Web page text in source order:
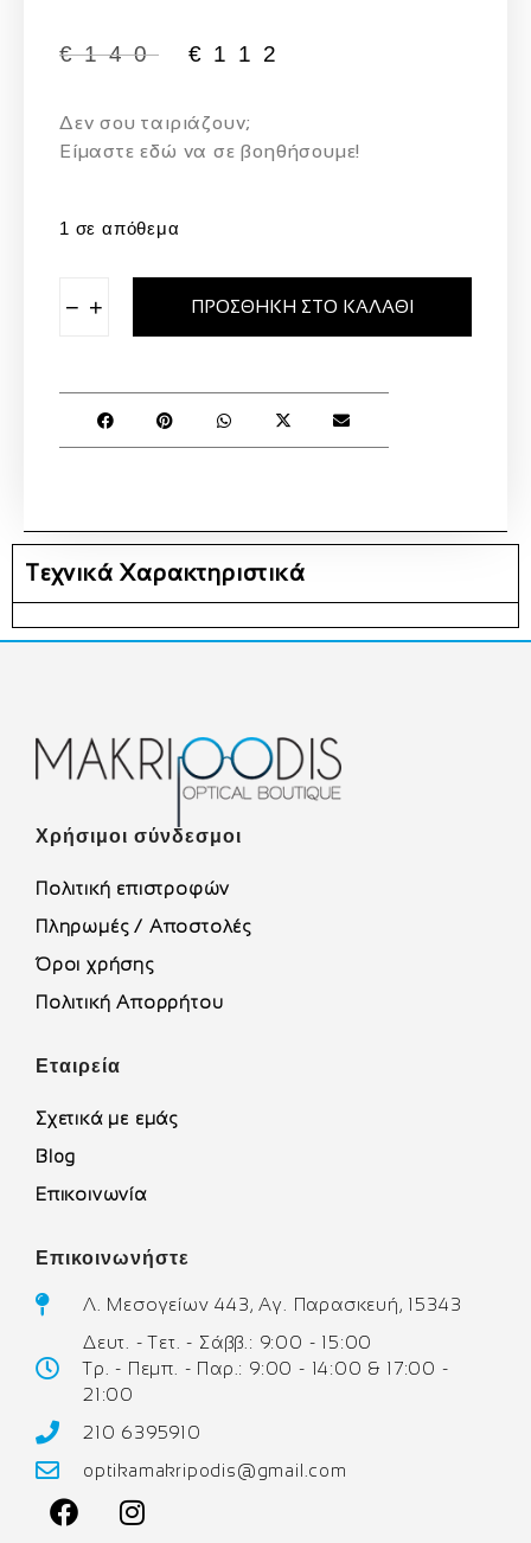
€140 € 112
Δεν σου ταιριάζουν;
Eίμαστε εδώ να σε βοηθήσουμε!
1 σε απόθεμα
− + ΠΡΟΣΘΉΚΗ ΣΤΟ ΚΑΛΆΘΙ
Τεχνικά Χαρακτηριστικά
Χρήσιμοι σύνδεσμοι
Πολιτική επιστροφών
Πληρωμές / Αποστολές
Όροι χρήσης
Πολιτική Απορρήτου
Εταιρεία
Σχετικά με εμάς
Blog
Επικοινωνία
Επικοινωνήστε
Λ. Μεσογείων 443, Αγ. Παρασκευή, 15343
Δευτ. - Τετ. - Σάββ.: 9:00 - 15:00
Τρ. - Πεμπ. - Παρ.: 9:00 - 14:00 & 17:00 -
21:00
210 6395910
optikamakripodis@gmail.com